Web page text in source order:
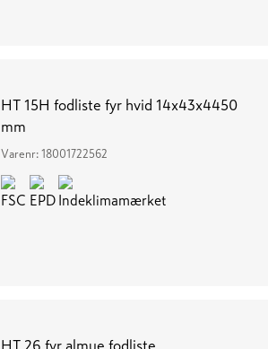
HT 15H fodliste fyr hvid 14x43x4450
mm
Varenr: 18001722562
HT 26 fyr almue fodliste